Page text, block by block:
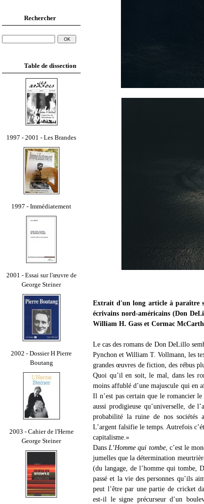
Rechercher
Table de dissection
1997 - 2001 - Les Brandes
1997 - Immédiatement
2001 - Essai sur l'œuvre de
George Steiner
2002 - Dossier H Pierre
Boutang
2003 - Cahier de l'Herne
George Steiner
Extrait d'un long article à paraître
écrivains nord-américains (Don
William H. Gass et Cormac
Le cas des romans de Don DeLillo
Pynchon et William T. Vollmann, les
grandes œuvres de fiction, des rébus
Quoi qu’il en soit, le mal, dans les
moins affublé d’une majuscule qui en
Il n’est pas certain que le romancier
aussi prodigieuse qu’universelle, de
probabilité la ruine de nos sociétés
L’argent falsifie le temps. Autrefois
capitalisme.»
Dans L’Homme qui tombe, c’est le
jumelles que la détermination
(du langage, de l’homme qui tombe,
passé et la vie des personnes qu’ils
peut l’être par une partie de cricket
est-il le signe précurseur d’un